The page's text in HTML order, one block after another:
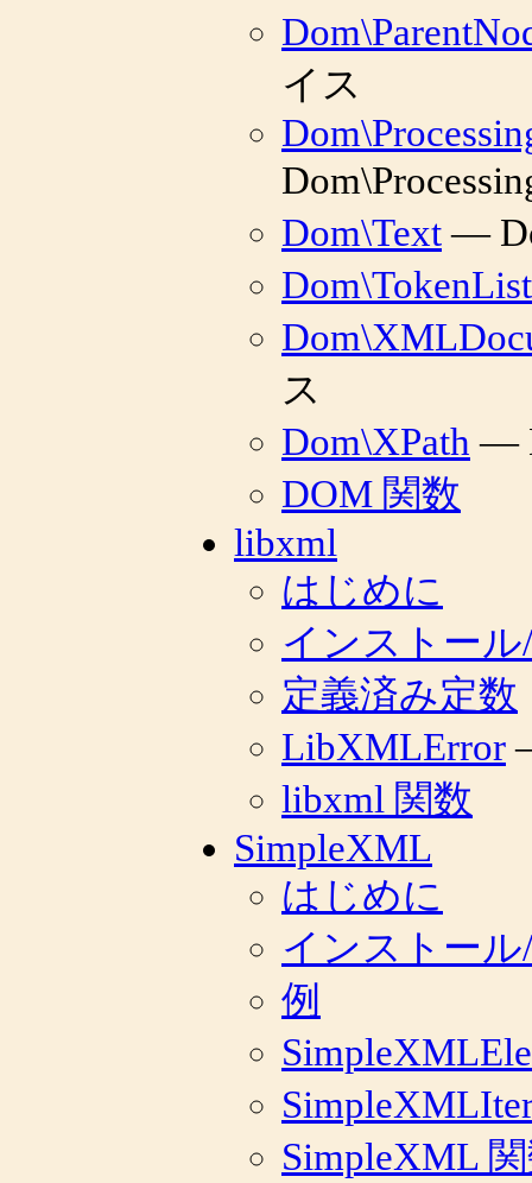
イス
Dom\Text—
Dom\TokenList
ス
Dom\XPath —
DOM 関数
libxml
はじめに
インストール
定義済み定数
LibXMLError
libxml 関数
SimpleXML
はじめに
インストール
例
SimpleXML